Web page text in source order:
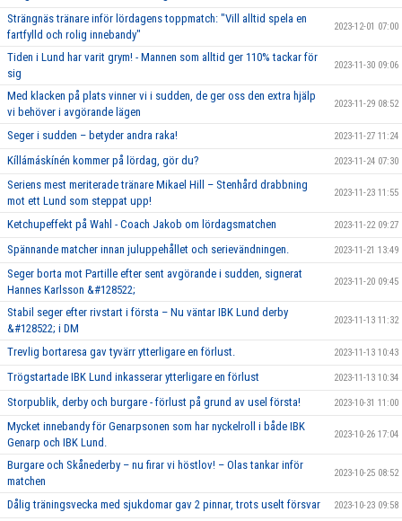
Strängnäs tränare inför lördagens toppmatch: "Vill alltid spela en
fartfylld och rolig innebandy"
2023-12-01 07:00
Tiden i Lund har varit grym! - Mannen som alltid ger 110% tackar för
sig
2023-11-30 09:06
Med klacken på plats vinner vi i sudden, de ger oss den extra hjälp
vi behöver i avgörande lägen
2023-11-29 08:52
Seger i sudden – betyder andra raka! 2023-11-27 11:24
Kíllámáskínén kommer på lördag, gör du? 2023-11-24 07:30
Seriens mest meriterade tränare Mikael Hill – Stenhård drabbning
mot ett Lund som steppat upp!
2023-11-23 11:55
Ketchupeffekt på Wahl - Coach Jakob om lördagsmatchen 2023-11-22 09:27
Spännande matcher innan juluppehållet och serievändningen. 2023-11-21 13:49
Seger borta mot Partille efter sent avgörande i sudden, signerat
Hannes Karlsson &#128522;
2023-11-20 09:45
Stabil seger efter rivstart i första – Nu väntar IBK Lund derby
&#128522; i DM
2023-11-13 11:32
Trevlig bortaresa gav tyvärr ytterligare en förlust. 2023-11-13 10:43
Trögstartade IBK Lund inkasserar ytterligare en förlust 2023-11-13 10:34
Storpublik, derby och burgare - förlust på grund av usel första! 2023-10-31 11:00
Mycket innebandy för Genarpsonen som har nyckelroll i både IBK
Genarp och IBK Lund.
2023-10-26 17:04
Burgare och Skånederby – nu firar vi höstlov! – Olas tankar inför
matchen
2023-10-25 08:52
Dålig träningsvecka med sjukdomar gav 2 pinnar, trots uselt försvar 2023-10-23 09:58